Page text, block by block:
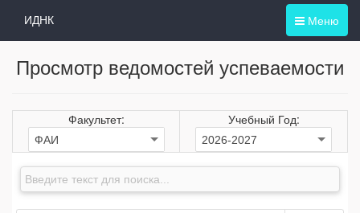
Меню
ИДНК
Просмотр ведомостей успеваемости
Факультет: Учебный Год: